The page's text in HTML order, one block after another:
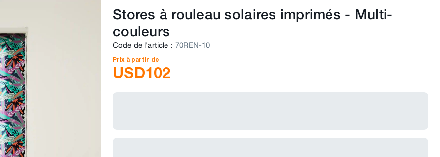
Stores à rouleau solaires imprimés - Multi-
couleurs
Code de l'article : 70REN-10
Prix à partir de
USD102